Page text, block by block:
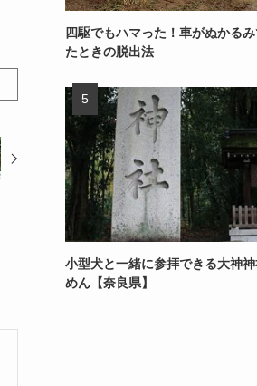
四駆でもハマった！車がぬかる
たときの脱出法
小型犬と一緒に参拝できる大神
めん【奈良県】